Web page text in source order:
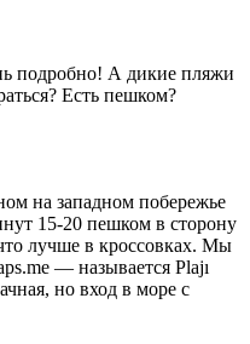
подробно! А дикие пляжи
Есть пешком?
на западном побережье
15-20 пешком в сторону
лучше в кроссовках. Мы
— называется Plajı
но вход в море с